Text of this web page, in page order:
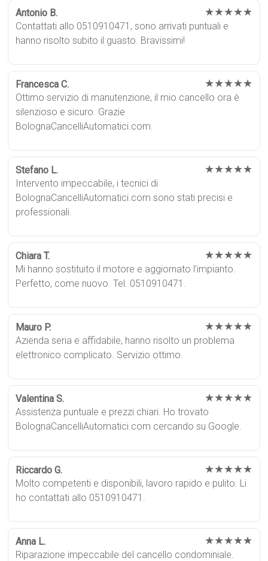
Antonio B. ★★★★★
Contattati allo 0510910471, sono arrivati puntuali e
hanno risolto subito il guasto. Bravissimi!
Francesca C. ★★★★★
Ottimo servizio di manutenzione, il mio cancello ora è
silenzioso e sicuro. Grazie
BolognaCancelliAutomatici.com.
Stefano L. ★★★★★
Intervento impeccabile, i tecnici di
BolognaCancelliAutomatici.com sono stati precisi e
professionali.
Chiara T. ★★★★★
Mi hanno sostituito il motore e aggiornato l’impianto.
Perfetto, come nuovo. Tel. 0510910471.
Mauro P. ★★★★★
Azienda seria e affidabile, hanno risolto un problema
elettronico complicato. Servizio ottimo.
Valentina S. ★★★★★
Assistenza puntuale e prezzi chiari. Ho trovato
BolognaCancelliAutomatici.com cercando su Google.
Riccardo G. ★★★★★
Molto competenti e disponibili, lavoro rapido e pulito. Li
ho contattati allo 0510910471.
Anna L. ★★★★★
Riparazione impeccabile del cancello condominiale.